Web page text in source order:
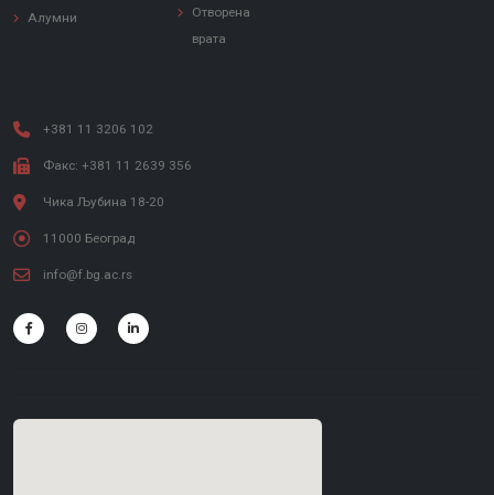
Алумни
Отворена
врата
+381 11 3206 102
Факс: +381 11 2639 356
Чика Љубина 18-20
11000 Београд
info@f.bg.ac.rs